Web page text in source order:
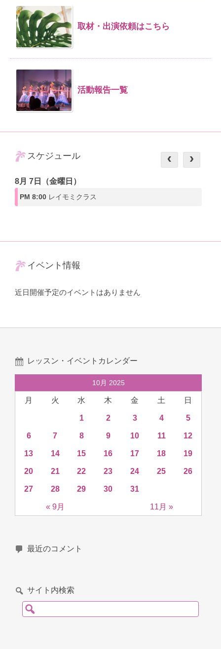
取材・出演依頼はこちら
活動報告一覧
スケジュール
8月 7日（金曜日）
PM 8:00 レイモミクラス
イベント情報
近日開催予定のイベントはありません
レッスン・イベントカレンダー
10月 2025
月 火 水 木 金 土 日
« 9月 11月 »
1 2 3 4 5
6 7 8 9 10 11 12
13 14 15 16 17 18 19
20 21 22 23 24 25 26
27 28 29 30 31
最近のコメント
サイト内検索
検索: